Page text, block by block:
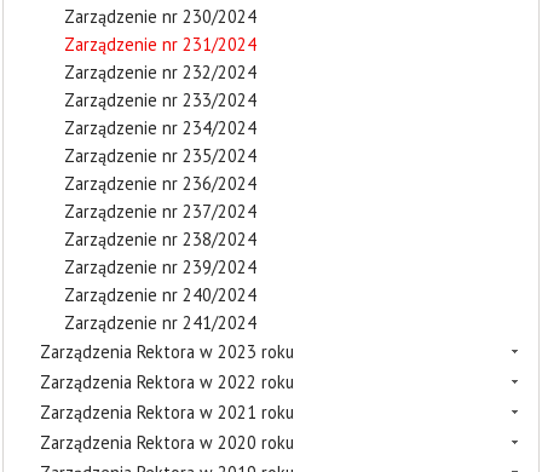
Zarządzenie nr 230/2024
Zarządzenie nr 231/2024
Zarządzenie nr 232/2024
Zarządzenie nr 233/2024
Zarządzenie nr 234/2024
Zarządzenie nr 235/2024
Zarządzenie nr 236/2024
Zarządzenie nr 237/2024
Zarządzenie nr 238/2024
Zarządzenie nr 239/2024
Zarządzenie nr 240/2024
Zarządzenie nr 241/2024
Zarządzenia Rektora w 2023 roku
Zarządzenia Rektora w 2022 roku
Zarządzenia Rektora w 2021 roku
Zarządzenia Rektora w 2020 roku